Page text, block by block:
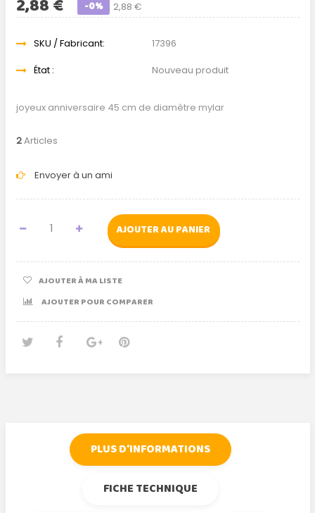
2,88 €
-0%
SKU / Fabricant:
17396
État :
Nouveau produit
joyeux anniversaire 45 cm de diamètre mylar
2Articles
Envoyer à un ami
AJOUTER AU PANIER
AJOUTER À MA LISTE
AJOUTER POUR COMPARER
PLUS D'INFORMATIONS
FICHE TECHNIQUE